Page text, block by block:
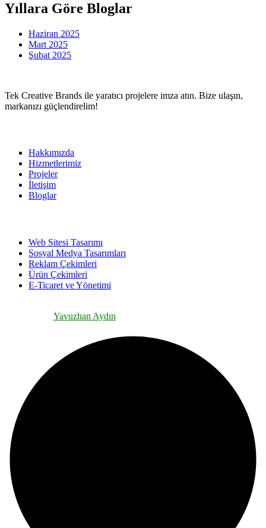
Yıllara Göre Bloglar
Haziran 2025
Mart 2025
Şubat 2025
Tek Creative Brands ile yaratıcı projelere imza atın. Bize ulaşın,
markanızı güçlendirelim!
Hakkımızda
Hizmetlerimiz
Projeler
İletişim
Bloglar
Web Sitesi Tasarımı
Sosyal Medya Tasarımları
Reklam Çekimleri
Ürün Çekimleri
E-Ticaret ve Yönetimi
Yavuzhan Aydın